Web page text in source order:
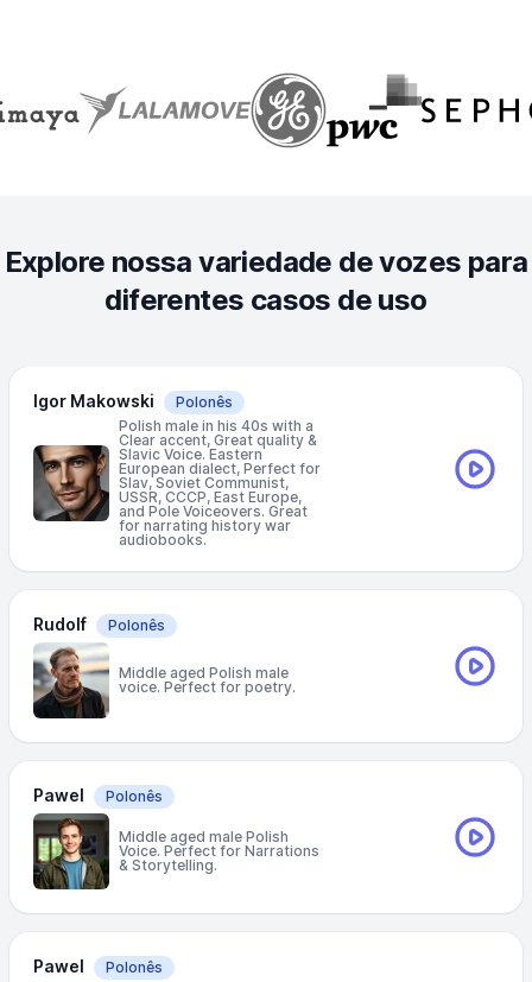
Explore nossa variedade de vozes para
diferentes casos de uso
Igor Makowski
Polonês
Polish male in his 40s with a
Clear accent, Great quality &
Slavic Voice. Eastern
European dialect, Perfect for
Slav, Soviet Communist,
USSR, CCCP, East Europe,
and Pole Voiceovers. Great
for narrating history war
audiobooks.
Rudolf Polonês
Middle aged Polish male
voice. Perfect for poetry.
Pawel Polonês
Middle aged male Polish
Voice. Perfect for Narrations
& Storytelling.
Pawel Polonês